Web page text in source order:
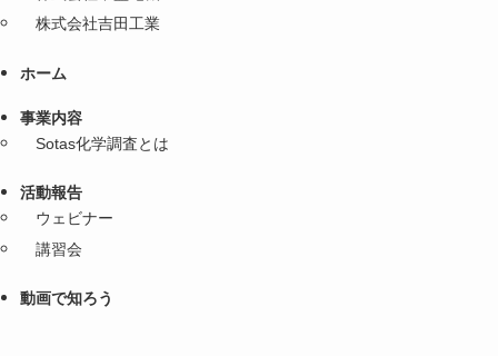
株式会社吉田工業
ホーム
事業内容
Sotas化学調査とは
活動報告
ウェビナー
講習会
動画で知ろう